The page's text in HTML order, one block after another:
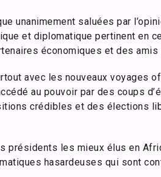
unanimement saluées par
et diplomatique pertinent en
économiques et des amis
avec les nouveaux voyages
au pouvoir par des coups
crédibles et des élections
présidents les mieux élus en
hasardeuses qui sont